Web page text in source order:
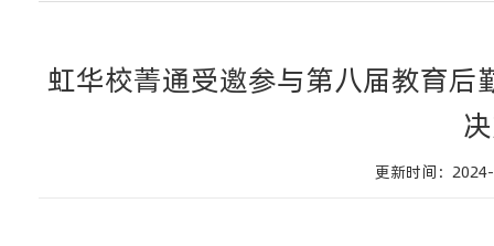
虹华校菁通受邀参与第八届教育
更新时间：